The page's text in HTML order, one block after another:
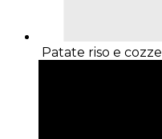
Patate riso e cozze